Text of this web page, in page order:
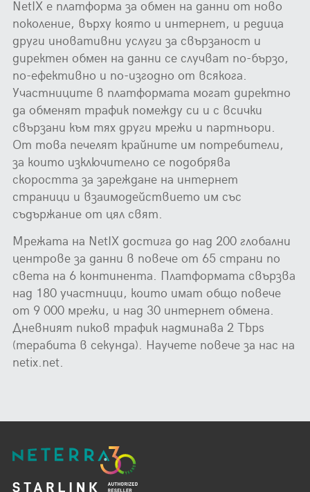
NetIX е платформа за обмен на данни от ново
поколение, върху която и интернет, и редица
други иновативни услуги за свързаност и
директен обмен на данни се случват по-бързо,
по-ефективно и по-изгодно от всякога.
Участниците в платформата могат директно
да обменят трафик помежду си и с всички
свързани към тях други мрежи и партньори.
От това печелят крайните им потребители,
за които изключително се подобрява
скоростта за зареждане на интернет
страници и взаимодействието им със
съдържание от цял свят.
Мрежата на NetIX достига до над 200 глобални
центрове за данни в повече от 65 страни по
света на 6 континента. Платформата свързва
над 180 участници, които имат общо повече
от 9 000 мрежи, и над 30 интернет обмена.
Дневният пиков трафик надминава 2 Tbps
(терабита в секунда). Научете повече за нас на
netix.net.